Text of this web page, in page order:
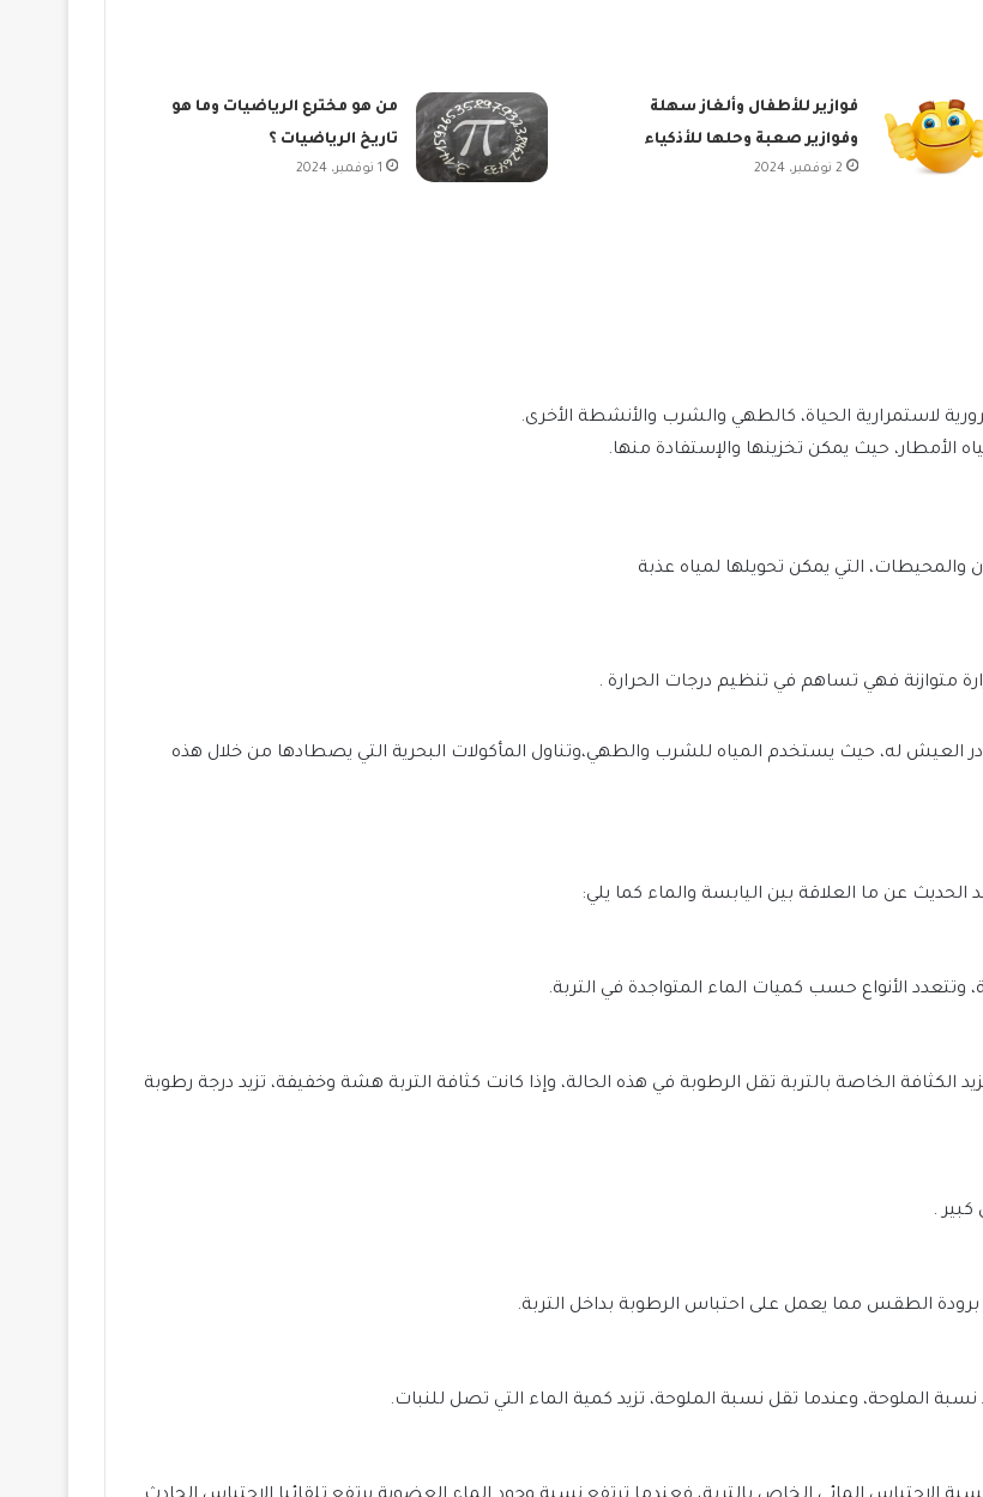
فوازير للأطفال وألغاز سهلة
وفوازير صعبة وحلها للأذكياء
2 نوفمبر، 2024
من هو مخترع الرياضيات وما هو
تاريخ الرياضيات ؟
1 نوفمبر، 2024
لاستمرارية الحياة، كالطهي والشرب والأنشطة الأخرى.
الأمطار، حيث يمكن تخزينها والإستفادة منها.
التي يمكن تحويلها لمياه عذبة
متوازنة فهي تساهم في تنظيم درجات الحرارة .
العيش له، حيث يستخدم المياه للشرب والطهي،وتناول المأكولات البحرية التي يصطادها من خلال هذه
الحديث عن ما العلاقة بين اليابسة والماء كما يلي:
الأنواع حسب كميات الماء المتواجدة في التربة.
الكثافة الخاصة بالتربة تقل الرطوبة في هذه الحالة، وإذا كانت كثافة التربة هشة وخفيفة، تزيد درجة رطوبة
.
برودة الطقس مما يعمل على احتباس الرطوبة بداخل التربة.
نسبة الملوحة، وعندما تقل نسبة الملوحة، تزيد كمية الماء التي تصل للنبات.